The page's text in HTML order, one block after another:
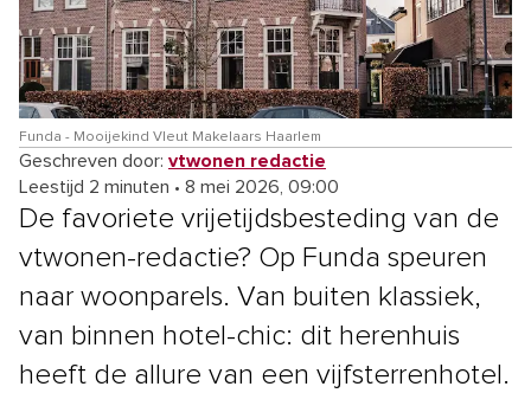
Funda - Mooijekind Vleut Makelaars Haarlem
Geschreven door: vtwonen redactie
Leestijd 2 minuten • 8 mei 2026, 09:00
De favoriete vrijetijdsbesteding van de
vtwonen-redactie? Op Funda speuren
naar woonparels. Van buiten klassiek,
van binnen hotel-chic: dit herenhuis
heeft de allure van een vijfsterrenhotel.